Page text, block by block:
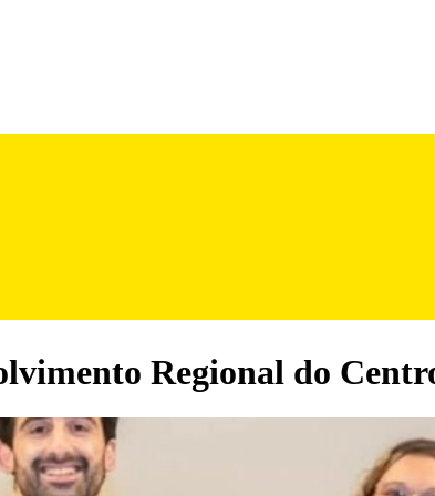
Regional do